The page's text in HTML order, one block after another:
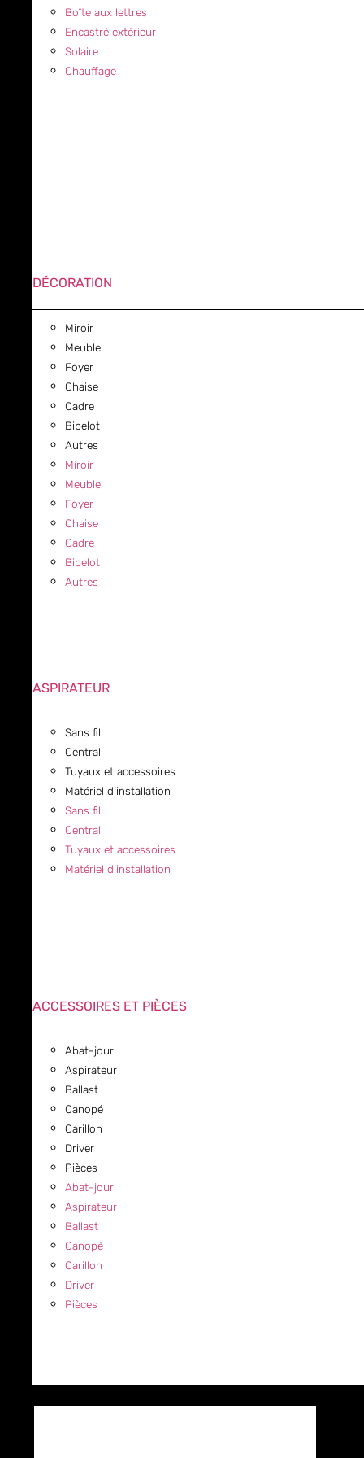
Boîte aux lettres
Encastré extérieur
Solaire
Chauffage
DÉCORATION
Miroir
Meuble
Foyer
Chaise
Cadre
Bibelot
Autres
Miroir
Meuble
Foyer
Chaise
Cadre
Bibelot
Autres
ASPIRATEUR
Sans fil
Central
Tuyaux et accessoires
Matériel d’installation
Sans fil
Central
Tuyaux et accessoires
Matériel d’installation
ACCESSOIRES ET PIÈCES
Abat-jour
Aspirateur
Ballast
Canopé
Carillon
Driver
Pièces
Abat-jour
Aspirateur
Ballast
Canopé
Carillon
Driver
Pièces